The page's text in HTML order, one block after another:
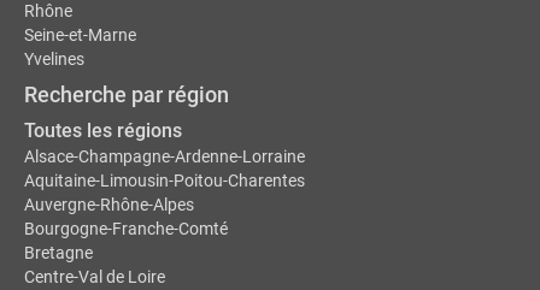
Rhône
Seine-et-Marne
Yvelines
Recherche par région
Toutes les régions
Alsace-Champagne-Ardenne-Lorraine
Aquitaine-Limousin-Poitou-Charentes
Auvergne-Rhône-Alpes
Bourgogne-Franche-Comté
Bretagne
Centre-Val de Loire